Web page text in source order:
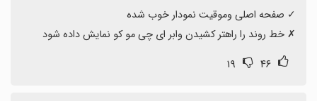
محدودیت‌ها تصمیم بگیرید.
‏✗ خط روند را راهتر کشیدن وابر ای چی مو کو نمایش داده شود
۴۶ ۱۹